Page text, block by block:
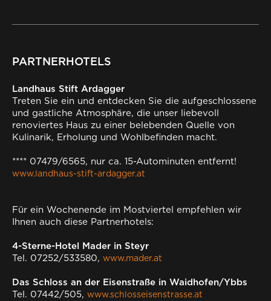
PARTNERHOTELS
Landhaus Stift Ardagger
Treten Sie ein und entdecken Sie die aufgeschlossene
und gastliche Atmosphäre, die unser liebevoll
renoviertes Haus zu einer belebenden Quelle von
Kulinarik, Erholung und Wohlbefinden macht.
**** 07479/6565, nur ca. 15-Autominuten entfernt!
www.landhaus-stift-ardagger.at
Für ein Wochenende im Mostviertel empfehlen wir
Ihnen auch diese Partnerhotels:
4-Sterne-Hotel Mader in Steyr
Tel. 07252/533580, www.mader.at
Das Schloss an der Eisenstraße in Waidhofen/Ybbs
Tel. 07442/505, www.schlosseisenstrasse.at